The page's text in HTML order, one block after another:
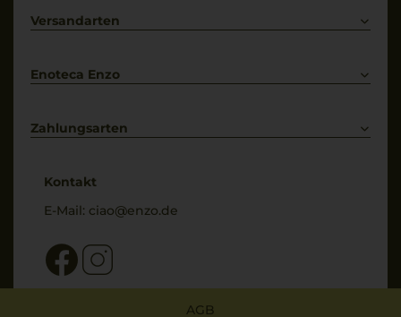
Kontakt
Versandarten
Enoteca Enzo
Bewertungs-Richtlinien
Zahlungsarten
Kontakt
E-Mail: ciao@enzo.de
AGB